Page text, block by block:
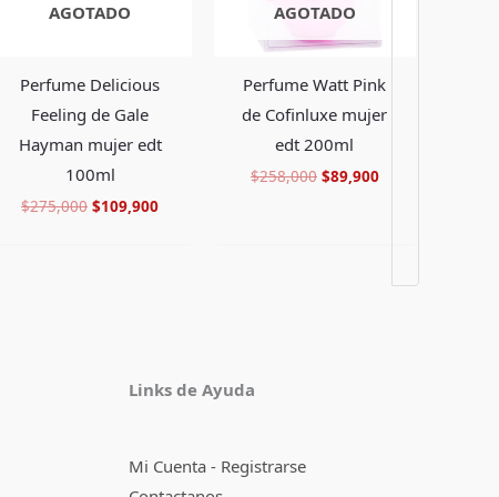
AGOTADO
Perfume Delicious
Feeling de Gale
Hayman mujer edt
100ml
$275,000 $109,900
AGOTADO
Perfume Watt Pink
de Cofinluxe mujer
edt 200ml
$258,000 $89,900
Links de Ayuda
Mi Cuenta - Registrarse